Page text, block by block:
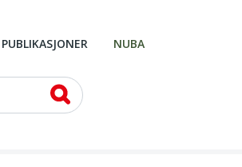
PUBLIKASJONER NUBA